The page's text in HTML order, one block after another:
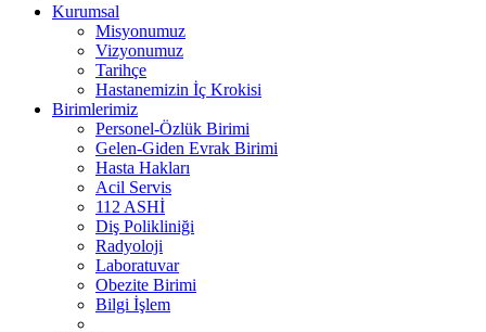
Kurumsal
Misyonumuz
Vizyonumuz
Tarihçe
Hastanemizin İç Krokisi
Birimlerimiz
Personel-Özlük Birimi
Gelen-Giden Evrak Birimi
Hasta Hakları
Acil Servis
112 ASHİ
Diş Polikliniği
Radyoloji
Laboratuvar
Obezite Birimi
Bilgi İşlem